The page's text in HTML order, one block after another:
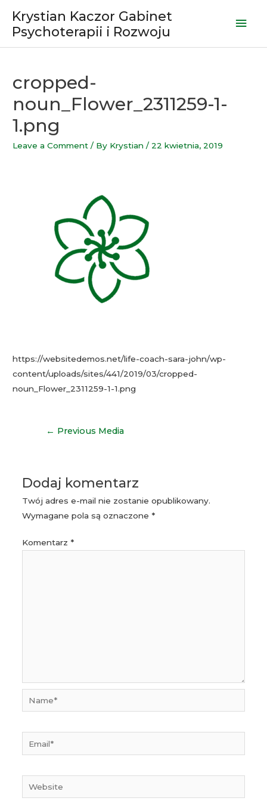
content
Krystian Kaczor Gabinet
Psychoterapii i Rozwoju
cropped-
noun_Flower_2311259-1-
1.png
Leave a Comment / By Krystian / 22 kwietnia, 2019
https://websitedemos.net/life-coach-sara-john/wp-
content/uploads/sites/441/2019/03/cropped-
noun_Flower_2311259-1-1.png
Nawigacja
← Previous Media
Dodaj komentarz
Twój adres e-mail nie zostanie opublikowany.
Wymagane pola są oznaczone *
Komentarz *
Website